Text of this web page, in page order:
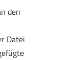
den
Datei